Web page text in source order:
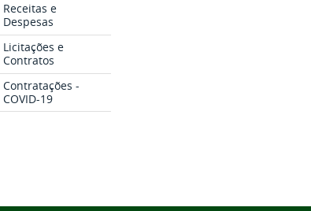
Receitas e
Despesas
Licitações e
Contratos
Contratações -
COVID-19